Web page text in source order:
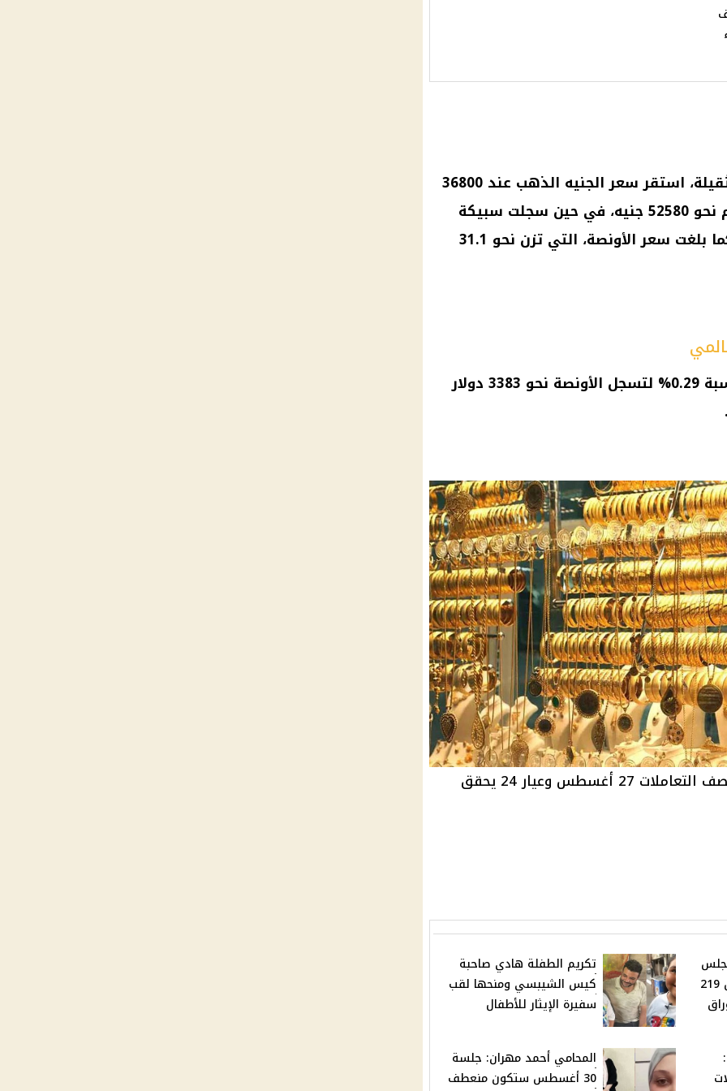
استقرسعر الجنيه الذهب
عند 36800
جنيه، وبلغ سعر سبيكة الـ10 جرام نحو 52580 جنيه، في حين سجلت سبيكة
الـ50 جرام حوالي 262900 جنيه، كما بلغت سعر الأونصة، التي تزن نحو 31.1
نحو 3383
دولار
أسعار الذهب في مصر تستقر بمنتصف التعاملات 27 أغسطس وعيار 24 يحقق
الدولة يبدأ إجراءات تعيين 219
تكريم الطفلة هادي صاحبة
كيس الشيبسي ومنحها لقب
سفيرة الإيثار للأطفال
وظائف وزارة العمل 2025:
المحامي أحمد مهران: جلسة
30 أغسطس ستكون منعطف